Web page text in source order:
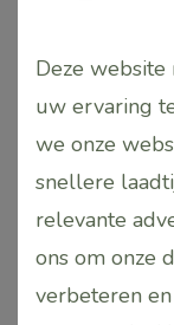
Dit
product
heeft
meerdere
variaties.
Deze
Deze website
uw ervaring
we onze
snellere
relevante
ons om onze
verbeteren